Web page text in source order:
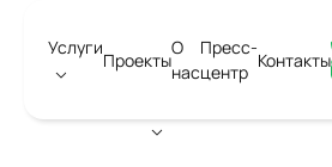
Услуги
Проекты
О
нас
Пресс-
центр
Контакты